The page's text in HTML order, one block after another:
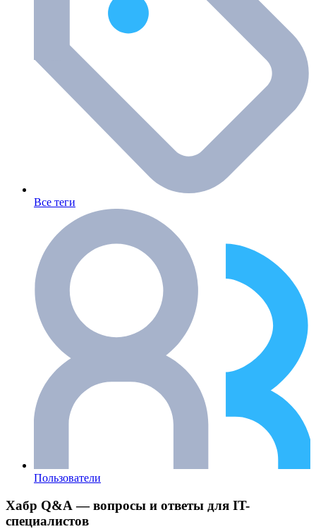
Все теги
Пользователи
Хабр Q&A — вопросы и ответы для IT-
специалистов